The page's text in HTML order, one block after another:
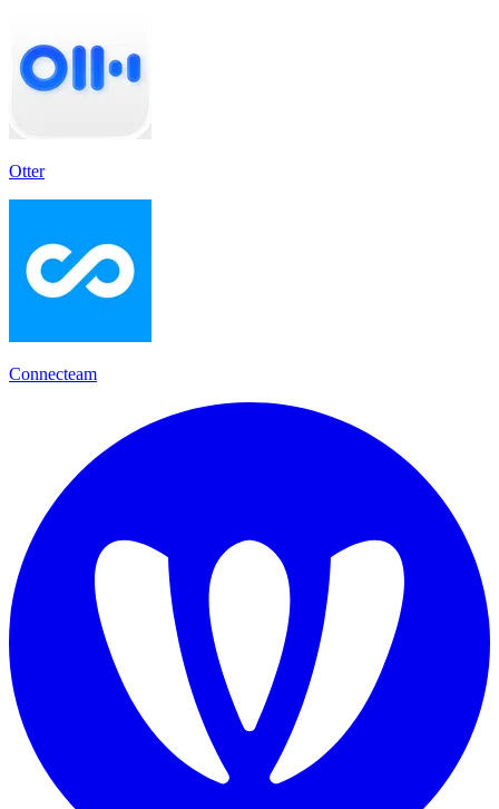
Otter
Connecteam